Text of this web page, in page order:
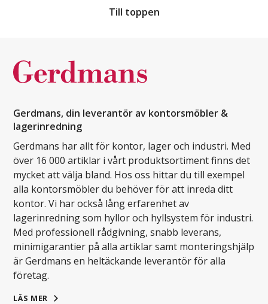
Till toppen
Gerdmans, din leverantör av kontorsmöbler &
lagerinredning
Gerdmans har allt för kontor, lager och industri. Med
över 16 000 artiklar i vårt produktsortiment finns det
mycket att välja bland. Hos oss hittar du till exempel
alla kontorsmöbler du behöver för att inreda ditt
kontor. Vi har också lång erfarenhet av
lagerinredning som hyllor och hyllsystem för industri.
Med professionell rådgivning, snabb leverans,
minimigarantier på alla artiklar samt monteringshjälp
är Gerdmans en heltäckande leverantör för alla
företag.
LÄS MER